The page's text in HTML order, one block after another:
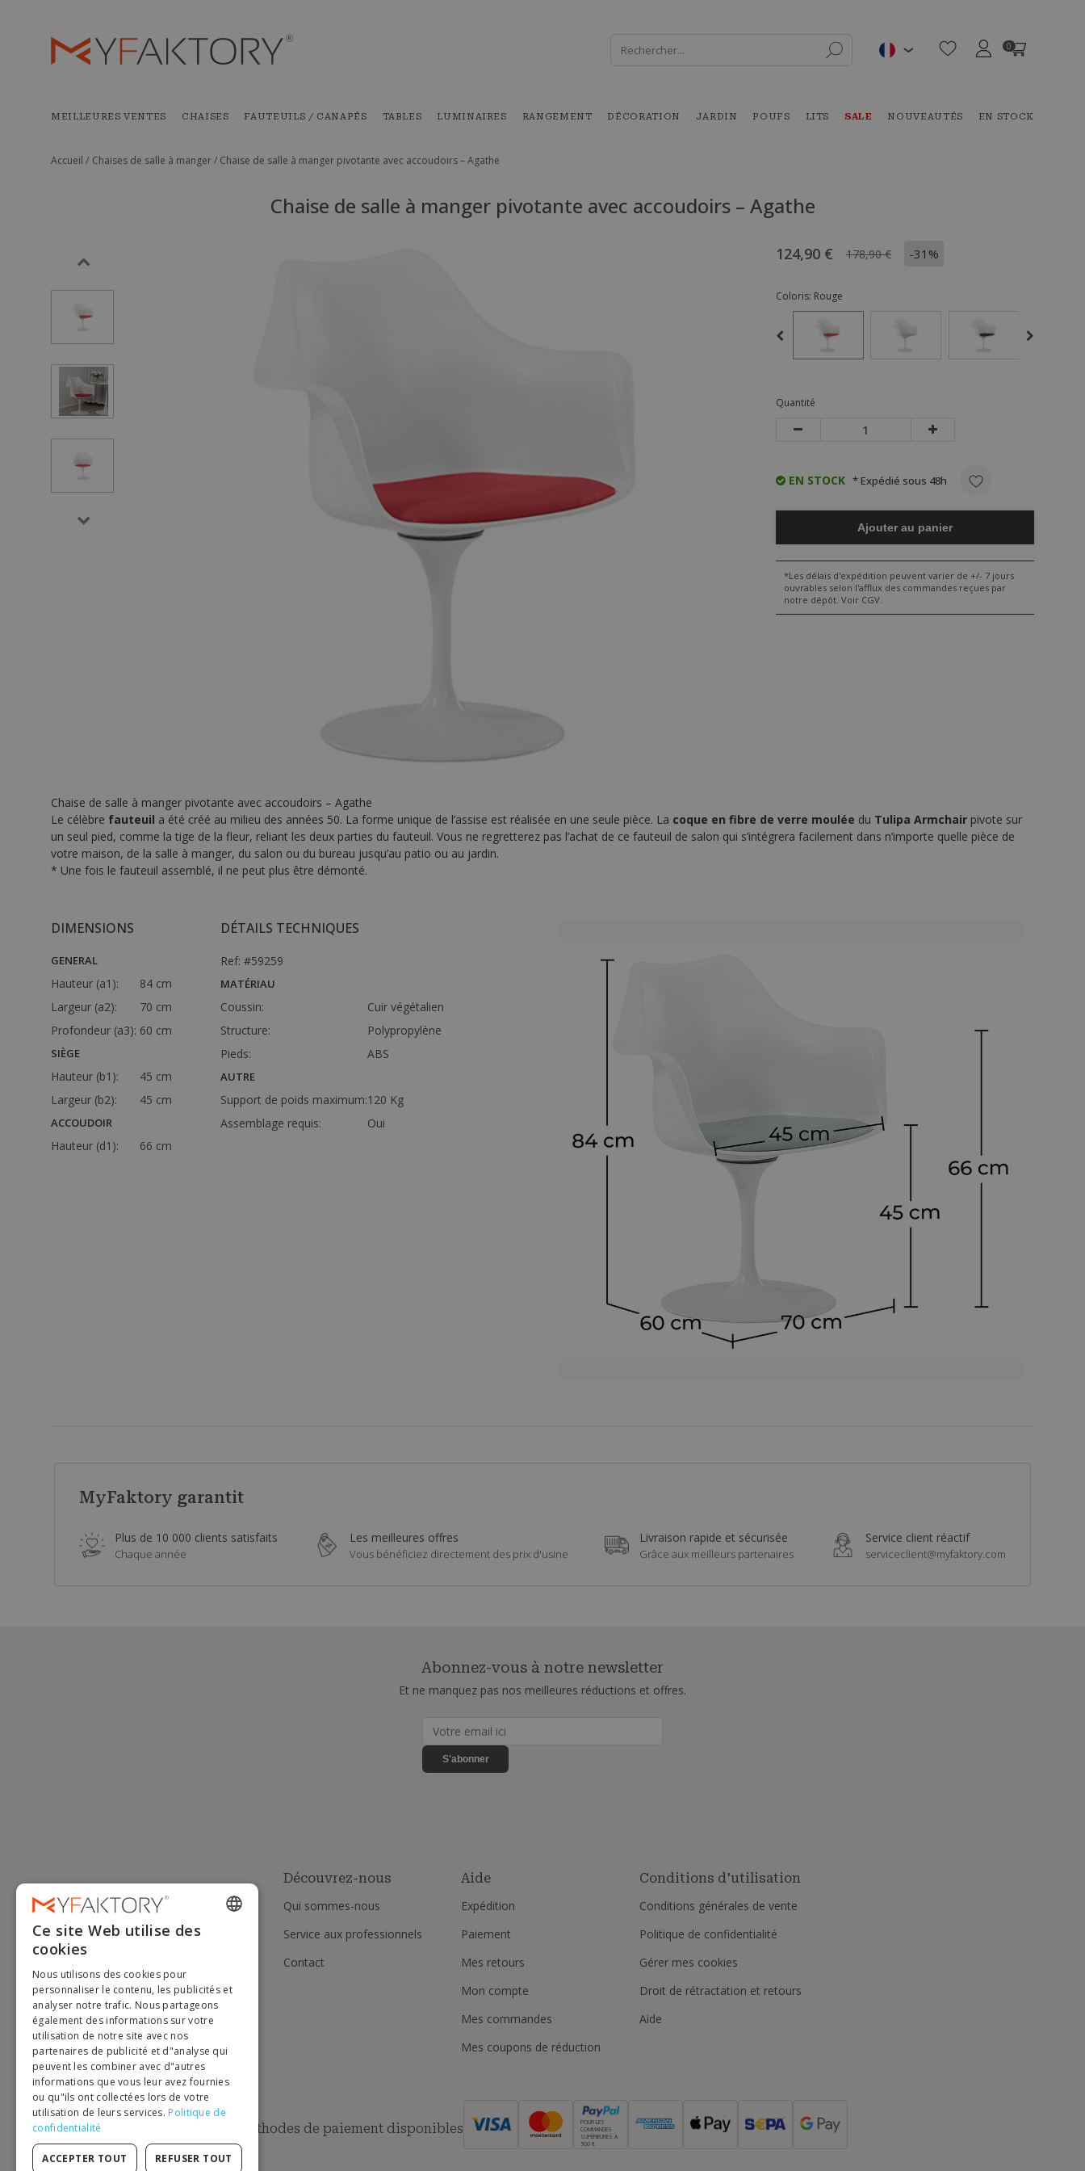
0
MEILLEURES VENTES CHAISES FAUTEUILS / CANAPÉS TABLES LUMINAIRES RANGEMENT DÉCORATION JARDIN POUFS LITS SALE NOUVEAUTÉS EN STOCK
Accueil / Chaises de salle à manger / Chaise de salle à manger pivotante avec accoudoirs – Agathe
Chaise de salle à manger pivotante avec accoudoirs – Agathe
124,90 € 178,90 € -31%
Coloris: Rouge
Quantité
EN STOCK * Expédié sous 48h
Ajouter au panier
*Les délais d'expédition peuvent varier de +/- 7 jours
ouvrables selon l'afflux des commandes reçues par
notre dépôt. Voir CGV.
Chaise de salle à manger pivotante avec accoudoirs – Agathe
Le célèbre fauteuil a été créé au milieu des années 50. La forme unique de l’assise est réalisée en une seule pièce. La coque en fibre de verre moulée du Tulipa Armchair pivote sur
un seul pied, comme la tige de la fleur, reliant les deux parties du fauteuil. Vous ne regretterez pas l’achat de ce fauteuil de salon qui s’intégrera facilement dans n’importe quelle pièce de
votre maison, de la salle à manger, du salon ou du bureau jusqu’au patio ou au jardin.
* Une fois le fauteuil assemblé, il ne peut plus être démonté.
DIMENSIONS
GENERAL
Hauteur (a1):
84 cm
Largeur (a2):
70 cm
Profondeur (a3): 60 cm
SIÈGE
Hauteur (b1):
45 cm
Largeur (b2):
45 cm
ACCOUDOIR
Hauteur (d1): 66 cm
DÉTAILS TECHNIQUES
Ref: #59259
MATÉRIAU
Coussin:
Cuir végétalien
Structure:
Polypropylène
Pieds:
ABS
AUTRE
Support de poids maximum:120 Kg
Assemblage requis:
Oui
MyFaktory garantit
Plus de 10 000 clients satisfaits
Chaque année
Les meilleures offres
Vous bénéficiez directement des prix d'usine
Livraison rapide et sécurisée
Grâce aux meilleurs partenaires
Service client réactif
serviceclient@myfaktory.com
Abonnez-vous à notre newsletter
Et ne manquez pas nos meilleures réductions et offres.
S'abonner
Découvrez-nous
Qui sommes-nous
Service aux professionnels
Contact
Aide
Expédition
Paiement
Mes retours
Mon compte
Mes commandes
Mes coupons de réduction
Conditions d'utilisation
Conditions générales de vente
Politique de confidentialité
Gérer mes cookies
Droit de rétractation et retours
Aide
Méthodes de paiement disponibles
POUR LES
COMMANDES
SUPÉRIEURES À
500 €
ENGLISH
DUTCH
GERMAN
PORTUGUESE
SPANISH
Ce site Web utilise des
cookies
Nous utilisons des cookies pour
personnaliser le contenu, les publicités et
analyser notre trafic. Nous partageons
également des informations sur votre
utilisation de notre site avec nos
partenaires de publicité et d"analyse qui
peuvent les combiner avec d"autres
informations que vous leur avez fournies
ou qu"ils ont collectées lors de votre
utilisation de leurs services. Politique de
confidentialité
ACCEPTER TOUT REFUSER TOUT